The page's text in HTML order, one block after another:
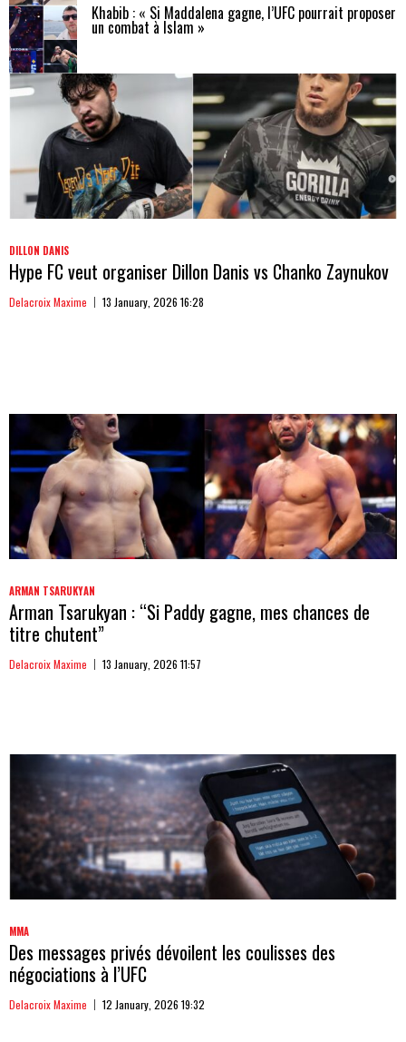
Khabib : « Si Maddalena gagne, l’UFC pourrait proposer
un combat à Islam »
DILLON DANIS
Hype FC veut organiser Dillon Danis vs Chanko Zaynukov
Delacroix Maxime 13 January, 2026 16:28
ARMAN TSARUKYAN
Arman Tsarukyan : “Si Paddy gagne, mes chances de
titre chutent”
Delacroix Maxime 13 January, 2026 11:57
MMA
Des messages privés dévoilent les coulisses des
négociations à l’UFC
Delacroix Maxime 12 January, 2026 19:32